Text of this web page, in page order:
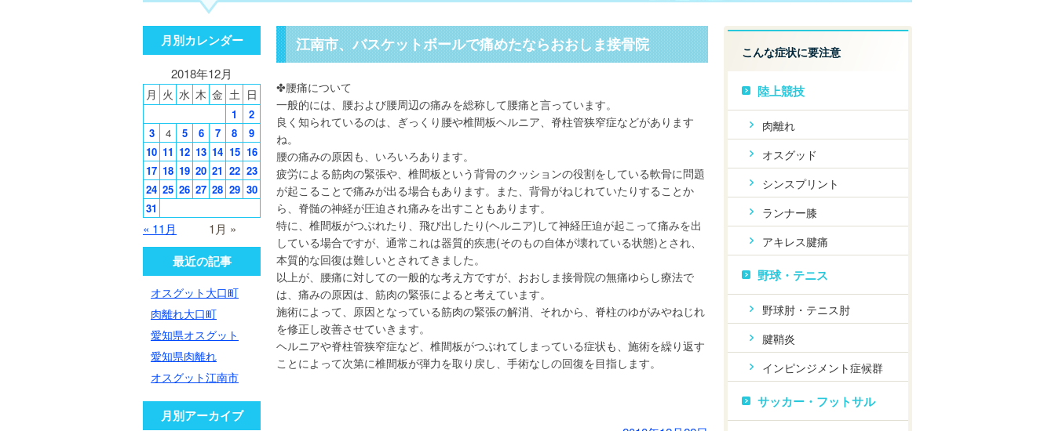
江南市、バスケットボールで痛めたならおおしま接骨院
✤腰痛について
一般的には、腰および腰周辺の痛みを総称して腰痛と言っています。
良く知られているのは、ぎっくり腰や椎間板ヘルニア、脊柱管狭窄症などがあります
ね。
腰の痛みの原因も、いろいろあります。
疲労による筋肉の緊張や、椎間板という背骨のクッションの役割をしている軟骨に問題
が起こることで痛みが出る場合もあります。また、背骨がねじれていたりすることか
ら、脊髄の神経が圧迫され痛みを出すこともあります。
特に、椎間板がつぶれたり、飛び出したり(ヘルニア)して神経圧迫が起こって痛みを出
している場合ですが、通常これは器質的疾患(そのもの自体が壊れている状態)とされ、
本質的な回復は難しいとされてきました。
以上が、腰痛に対しての一般的な考え方ですが、おおしま接骨院の無痛ゆらし療法で
は、痛みの原因は、筋肉の緊張によると考えています。
施術によって、原因となっている筋肉の緊張の解消、それから、脊柱のゆがみやねじれ
を修正し改善させていきます。
ヘルニアや脊柱管狭窄症など、椎間板がつぶれてしまっている症状も、施術を繰り返す
ことによって次第に椎間板が弾力を取り戻し、手術なしの回復を目指します。
月別カレンダー
2018年12月
月 火 水 木 金 土 日
« 11月 1月 »
1
2
3
4 5 6 7 8
9
10 11 12 13 14 15 16
17 18 19 20 21 22 23
24 25 26 27 28 29 30
31
最近の記事
オスグット大口町
肉離れ大口町
愛知県オスグット
愛知県肉離れ
オスグット江南市
月別アーカイブ
こんな症状に要注意
陸上競技
肉離れ
オスグッド
シンスプリント
ランナー膝
アキレス腱痛
野球・テニス
野球肘・テニス肘
腱鞘炎
インピンジメント症候群
サッカー・フットサル